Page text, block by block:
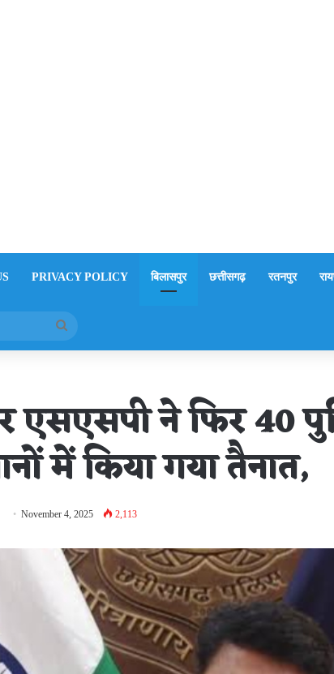
PRIVACY POLICY बिलासपुर छत्तीसगढ़ रतनपुर
for
एसएसपी ने फिर 40
में किया गया तैनात,
November 4, 2025 2,113